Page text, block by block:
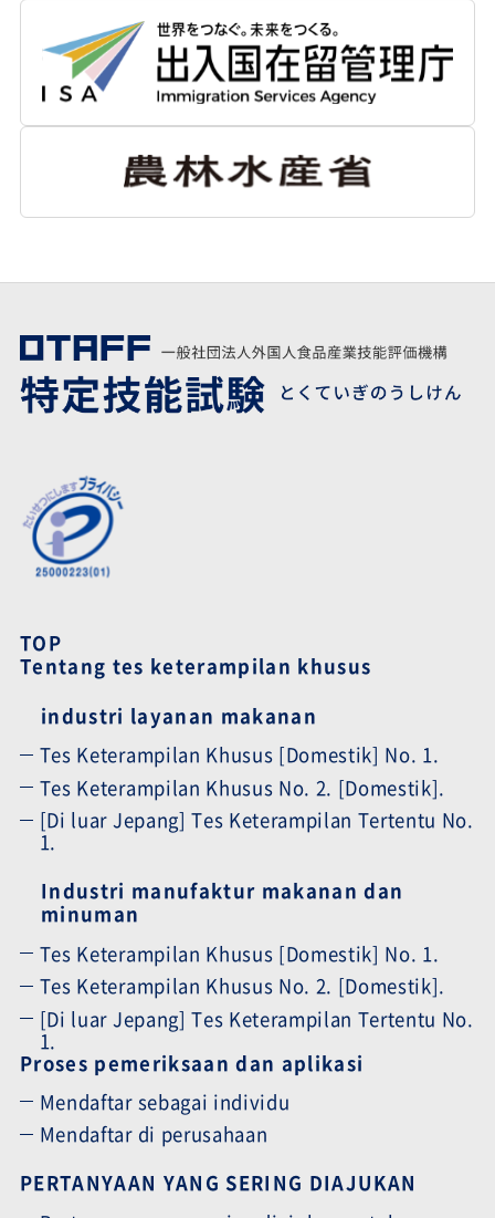
TOP
Tentang tes keterampilan khusus
industri layanan makanan
Tes Keterampilan Khusus [Domestik] No. 1.
Tes Keterampilan Khusus No. 2. [Domestik].
[Di luar Jepang] Tes Keterampilan Tertentu No.
1.
Industri manufaktur makanan dan
minuman
Tes Keterampilan Khusus [Domestik] No. 1.
Tes Keterampilan Khusus No. 2. [Domestik].
[Di luar Jepang] Tes Keterampilan Tertentu No.
1.
Proses pemeriksaan dan aplikasi
Mendaftar sebagai individu
Mendaftar di perusahaan
PERTANYAAN YANG SERING DIAJUKAN